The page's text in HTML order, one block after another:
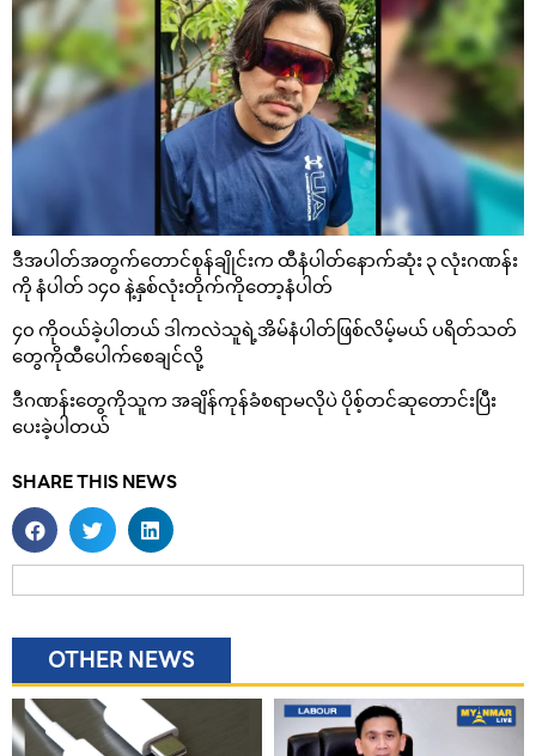
ဒီအပါတ်အတွက်တောင်စုန်ချိုင်းက ထီနံပါတ်နောက်ဆုံး ၃ လုံးဂဏန်း
ကို နံပါတ် ၁၄၀ နဲ့နှစ်လုံးတိုက်ကိုတော့နံပါတ်
၄၀ ကိုဝယ်ခဲ့ပါတယ် ဒါကလဲသူရဲ့အိမ်နံပါတ်ဖြစ်လိမ့်မယ် ပရိတ်သတ်
တွေကိုထီပေါက်စေချင်လို့
ဒီဂဏန်းတွေကိုသူက အချိန်ကုန်ခံစရာမလိုပဲ ပိုစ့်တင်ဆုတောင်းပြီး
ပေးခဲ့ပါတယ်
SHARE THIS NEWS
OTHER NEWS